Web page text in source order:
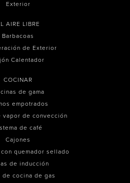
Exterior
AIRE LIBRE
Barbacoas
de Exterior
Calentador
COCINAR
de gama
empotrados
vapor de convección
de café
Cajones
con quemador sellado
de inducción
de cocina de gas